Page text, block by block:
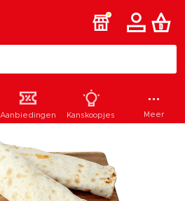
Aanbiedingen Kanskoopjes Meer